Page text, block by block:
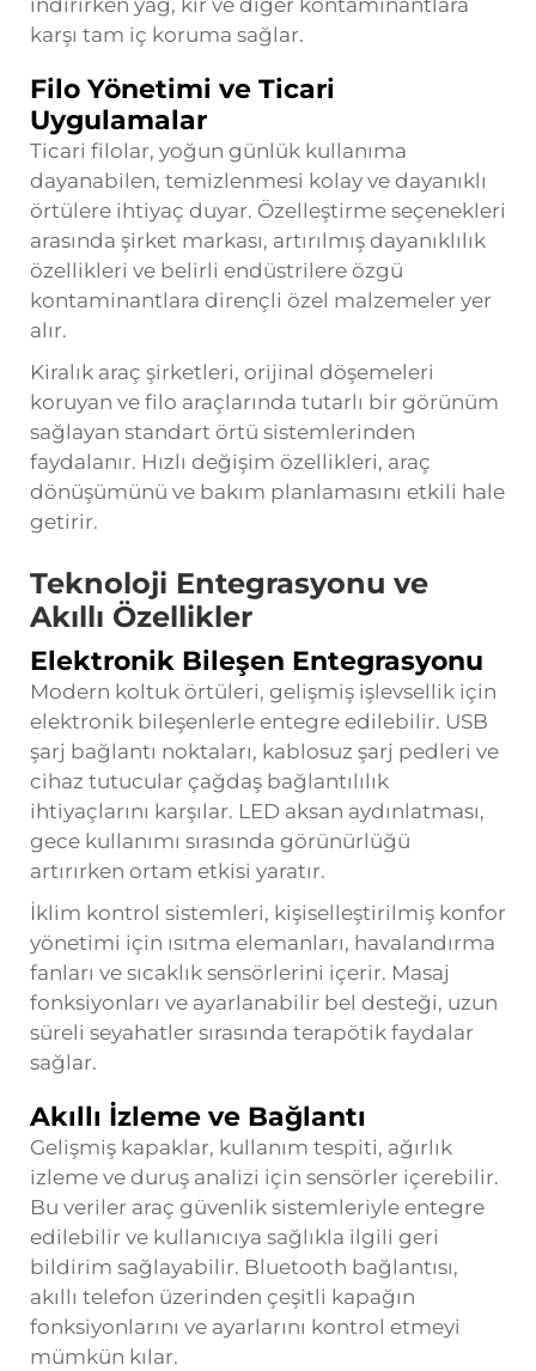
karşı tam iç koruma sağlar.
Filo Yönetimi ve Ticari
Uygulamalar
Ticari filolar, yoğun günlük kullanıma
dayanabilen, temizlenmesi kolay ve dayanıklı
örtülere ihtiyaç duyar. Özelleştirme seçenekleri
arasında şirket markası, artırılmış dayanıklılık
özellikleri ve belirli endüstrilere özgü
kontaminantlara dirençli özel malzemeler yer
alır.
Kiralık araç şirketleri, orijinal döşemeleri
koruyan ve filo araçlarında tutarlı bir görünüm
sağlayan standart örtü sistemlerinden
faydalanır. Hızlı değişim özellikleri, araç
dönüşümünü ve bakım planlamasını etkili hale
getirir.
Teknoloji Entegrasyonu ve
Akıllı Özellikler
Elektronik Bileşen Entegrasyonu
Modern koltuk örtüleri, gelişmiş işlevsellik için
elektronik bileşenlerle entegre edilebilir. USB
şarj bağlantı noktaları, kablosuz şarj pedleri ve
cihaz tutucular çağdaş bağlantılılık
ihtiyaçlarını karşılar. LED aksan aydınlatması,
gece kullanımı sırasında görünürlüğü
artırırken ortam etkisi yaratır.
İklim kontrol sistemleri, kişiselleştirilmiş konfor
yönetimi için ısıtma elemanları, havalandırma
fanları ve sıcaklık sensörlerini içerir. Masaj
fonksiyonları ve ayarlanabilir bel desteği, uzun
süreli seyahatler sırasında terapötik faydalar
sağlar.
Akıllı İzleme ve Bağlantı
Gelişmiş kapaklar, kullanım tespiti, ağırlık
izleme ve duruş analizi için sensörler içerebilir.
Bu veriler araç güvenlik sistemleriyle entegre
edilebilir ve kullanıcıya sağlıkla ilgili geri
bildirim sağlayabilir. Bluetooth bağlantısı,
akıllı telefon üzerinden çeşitli kapağın
fonksiyonlarını ve ayarlarını kontrol etmeyi
mümkün kılar.